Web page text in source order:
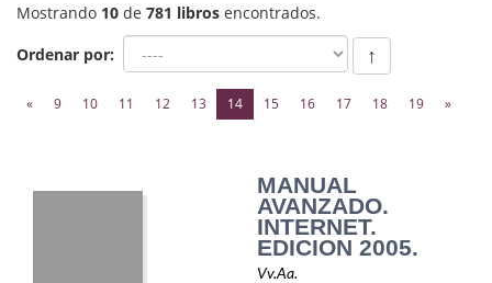
Astrología. Ocultismo
Autoayuda. Conocimiento personal
Mostrando 10 de 781 libros encontrados.
Ordenar por:
↑
« 9 10 11 12 13 14(current)
15 16 17 18 19 »
MANUAL
AVANZADO.
INTERNET.
EDICION 2005.
Vv.Aa.